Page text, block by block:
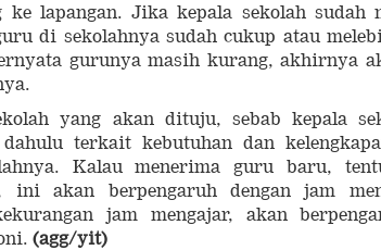
ke lapangan. Jika kepala sekolah sudah
di sekolahnya sudah cukup atau
gurunya masih kurang, akhirnya
yang akan dituju, sebab kepala
terkait kebutuhan dan
Kalau menerima guru baru,
ini akan berpengaruh dengan jam
jam mengajar, akan
(agg/yit)